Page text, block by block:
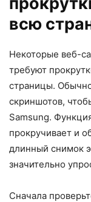
всю
Некоторые веб-
требуют
страницы.
скриншотов,
Samsung.
прокручивает и
длинный снимок
значительно
Сначала